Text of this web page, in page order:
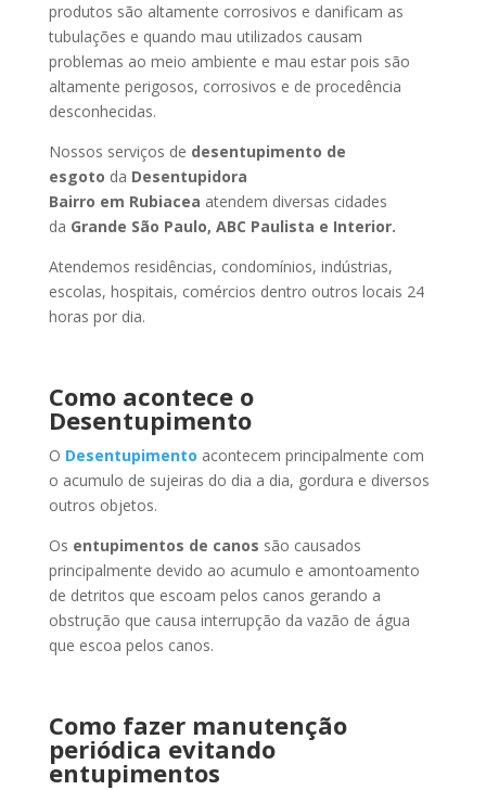
produtos são altamente corrosivos e danificam as
tubulações e quando mau utilizados causam
problemas ao meio ambiente e mau estar pois são
altamente perigosos, corrosivos e de procedência
desconhecidas.
Nossos serviços de desentupimento de
esgoto da Desentupidora
Bairro em Rubiacea atendem diversas cidades
da Grande São Paulo, ABC Paulista e Interior.
Atendemos residências, condomínios, indústrias,
escolas, hospitais, comércios dentro outros locais 24
horas por dia.
Como acontece o
Desentupimento
O Desentupimento acontecem principalmente com
o acumulo de sujeiras do dia a dia, gordura e diversos
outros objetos.
Os entupimentos de canos são causados
principalmente devido ao acumulo e amontoamento
de detritos que escoam pelos canos gerando a
obstrução que causa interrupção da vazão de água
que escoa pelos canos.
Como fazer manutenção
periódica evitando
entupimentos